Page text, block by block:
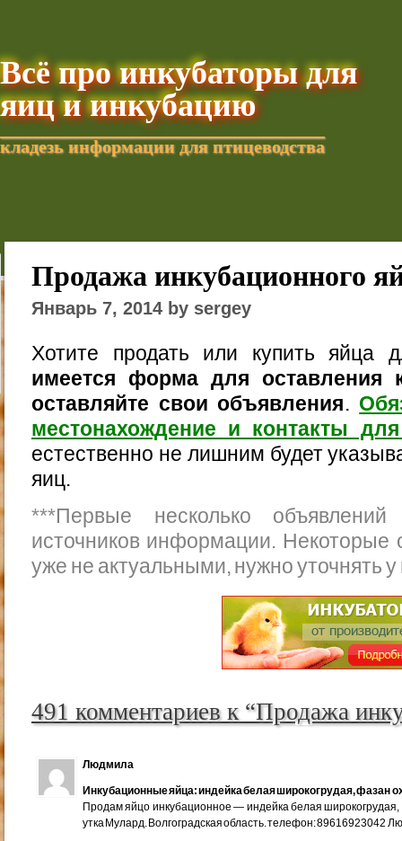
Всё про инкубаторы для
яиц и инкубацию
кладезь информации для птицеводства
Добавить текущую
Продажа инкубационного
Январь 7, 2014 by sergey
Хотите продать или купить яйца
имеется форма для оставления
оставляйте свои объявления.
местонахождение и контакты
естественно не лишним будет
яиц.
***Первые несколько
источников информации. Некоторые
уже не актуальными, нужно уточнять
491 комментариев к “Продажа
Людмила
Инкубационные яйца: индейка белая широкогрудая, фазан
Продам яйцо инкубационное — индейка белая
утка Мулард. Волгоградская область. телефон: 89616923042